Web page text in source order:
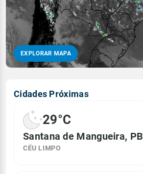
EXPLORAR MAPA
Cidades Próximas
29°C
Santana de Mangueira, PB
CÉU LIMPO